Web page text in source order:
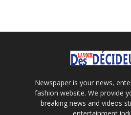
Newspaper is your news,
fashion website. We provide
breaking news and videos